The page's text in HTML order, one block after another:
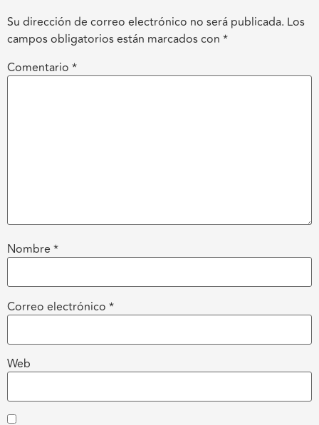
Su dirección de correo electrónico no será publicada. Los
campos obligatorios están marcados con *
Comentario *
Nombre *
Correo electrónico *
Web